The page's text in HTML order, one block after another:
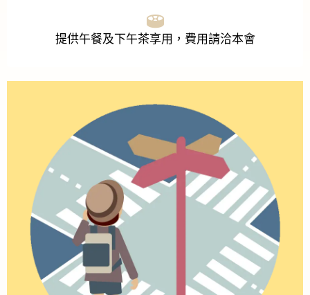
提供午餐及下午茶享用，費用請洽本會